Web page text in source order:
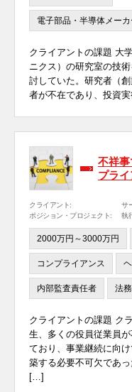
電子部品・半導体メー
クライアントの課題 大
ニクス）の研究室の技
討していた。研究者（
者が不在であり、投資
不祥
プラ
クライアント:
サ
ポジション・プロジェクト:
執
2000万円～3000万円
コンプライアンス
内部監査責任者 法
クライアントの課題 ク
生、多くの役員従業員
ており、事業継続に向
築する必要不可欠であ
[…]